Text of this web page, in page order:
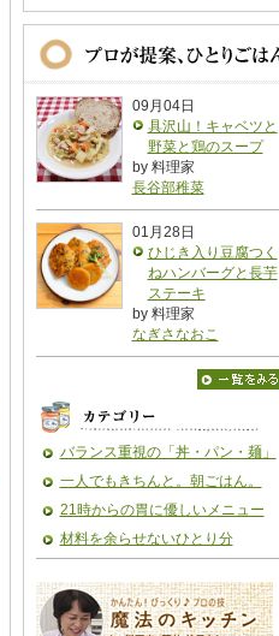
09月04日
具沢山！キャベツと
野菜と鶏のスープ
by 料理家
長谷部稚菜
01月28日
ひじき入り豆腐つく
ねハンバーグと長芋
ステーキ
by 料理家
なぎさなおこ
バランス重視の「丼・パン・麺」
一人でもきちんと。朝ごはん。
21時からの胃に優しいメニュー
材料を余らせないひとり分